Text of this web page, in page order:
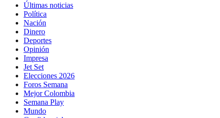
Últimas noticias
Política
Nación
Dinero
Deportes
Opinión
Impresa
Jet Set
Elecciones 2026
Foros Semana
Mejor Colombia
Semana Play
Mundo